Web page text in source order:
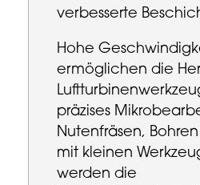
verbesserte
Hohe
ermöglichen die
präzises
Nutenfräsen,
mit kleinen
werden die